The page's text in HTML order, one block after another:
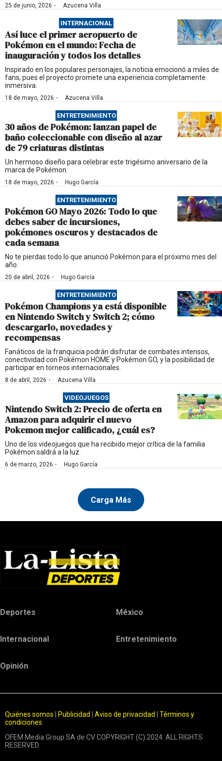
25 de junio, 2026 · Azucena Villa
INTERNACIONAL
Así luce el primer aeropuerto de
Pokémon en el mundo: Fecha de
inauguración y todos los detalles
Inspirado en los populares personajes, la noticia emocionó a miles de
fans, pues el proyecto promete una experiencia completamente
inmersiva.
18 de mayo, 2026 · Azucena Villa
ENTRETENIMIENTO
30 años de Pokémon: lanzan papel de
baño coleccionable con diseño al azar
de 79 criaturas distintas
Un hermoso diseño para celebrar este trigésimo aniversario de la
marca de Pokémon.
18 de mayo, 2026 · Hugo García
ENTRETENIMIENTO
Pokémon GO Mayo 2026: Todo lo que
debes saber de incursiones,
pokémones oscuros y destacados de
cada semana
No te pierdas todo lo que anunció Pokémon para el próximo mes del
año.
20 de abril, 2026 · Hugo García
ENTRETENIMIENTO
Pokémon Champions ya está disponible
en Nintendo Switch y Switch 2; cómo
descargarlo, novedades y
recompensas
Fanáticos de la franquicia podrán disfrutar de combates intensos,
conectividad con Pokémon HOME y Pokémon GO, y la posibilidad de
participar en torneos internacionales.
8 de abril, 2026 · Azucena Villa
VIDEOJUEGOS
Nintendo Switch 2: Precio de oferta en
Amazon para adquirir el nuevo
Pokemon mejor calificado, ¿cuál es?
Uno de los videojuegos que ha recibido mejor crítica de la familia
Pokémon saldrá a la luz.
6 de marzo, 2026 · Hugo García
Carga Más
Deportes México
Internacional Entretenimiento
Opinión
Quiénes somos Publicidad Aviso de privacidad
Términos y
condiciones
OFEM Media Group SA de CV COPYRIGHT (C) 2024. ALL RIGHTS
RESERVED.